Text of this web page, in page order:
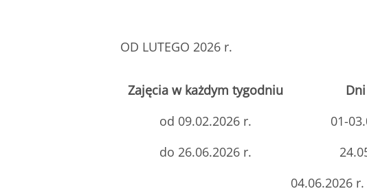
OD LUTEGO 2026 r.
Zajęcia w każdym tygodniu
od 09.02.2026 r.
do 26.06.2026 r.
01-
04.06.2026 r.